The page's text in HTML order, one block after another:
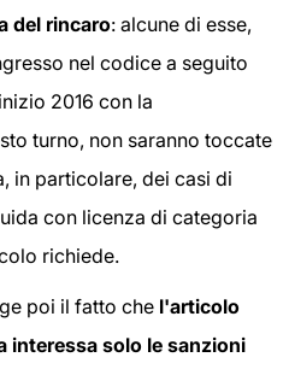
del rincaro: alcune di esse,
nel codice a seguito
2016 con la
turno, non saranno toccate
in particolare, dei casi di
con licenza di categoria
richiede.
poi il fatto che l'articolo
interessa solo le sanzioni